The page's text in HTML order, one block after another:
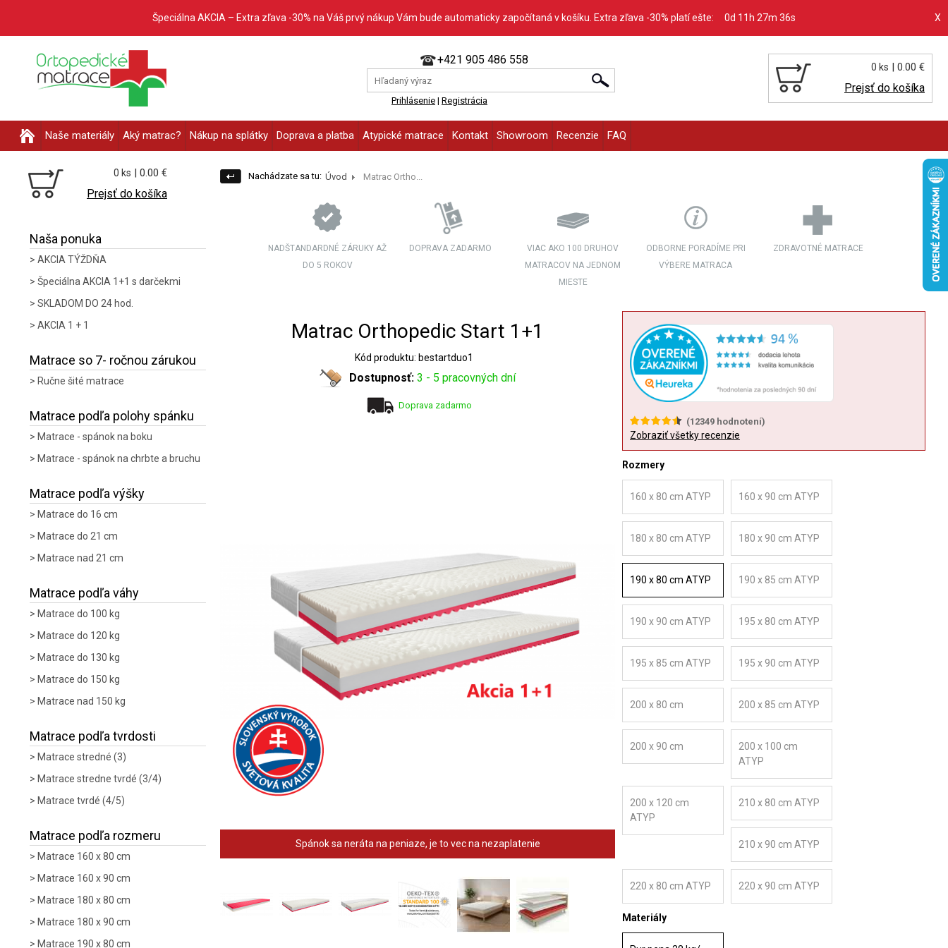
Špeciálna AKCIA – Extra zľava -30% na Váš prvý nákup Vám bude automaticky započítaná v košíku. Extra zľava -30% platí ešte: 0d 11h 27m 34s X
+421 905 486 558
0 ks | 0.00 €
Prejsť do košíka
Prihlásenie | Registrácia
Naše materiály Aký matrac? Nákup na splátky Doprava a platba Atypické matrace Kontakt Showroom Recenzie FAQ
0 ks | 0.00 €
Prejsť do košíka
Naša ponuka
AKCIA TÝŽDŇA
Špeciálna AKCIA 1+1 s darčekmi
SKLADOM DO 24 hod.
AKCIA 1 + 1
Matrace so 7- ročnou zárukou
Ručne šité matrace
Matrace podľa polohy spánku
Matrace - spánok na boku
Matrace - spánok na chrbte a bruchu
Matrace podľa výšky
Matrace do 16 cm
Matrace do 21 cm
Matrace nad 21 cm
Matrace podľa váhy
Matrace do 100 kg
Matrace do 120 kg
Matrace do 130 kg
Matrace do 150 kg
Matrace nad 150 kg
Matrace podľa tvrdosti
Matrace stredné (3)
Matrace stredne tvrdé (3/4)
Matrace tvrdé (4/5)
Matrace podľa rozmeru
Matrace 160 x 80 cm
Matrace 160 x 90 cm
Matrace 180 x 80 cm
Matrace 180 x 90 cm
Matrace 190 x 80 cm
Nachádzate sa tu: Úvod Matrac Ortho...
NADŠTANDARDNÉ ZÁRUKY AŽ
DO 5 ROKOV
DOPRAVA ZADARMO
VIAC AKO 100 DRUHOV
MATRACOV NA JEDNOM
MIESTE
ODBORNE PORADÍME PRI
VÝBERE MATRACA
ZDRAVOTNÉ MATRACE
Matrac Orthopedic Start 1+1
Kód produktu: bestartduo1
Dostupnosť: 3 - 5 pracovných dní
Doprava zadarmo
Spánok sa neráta na peniaze, je to vec na nezaplatenie
(12349 hodnotení)
Zobraziť všetky recenzie
Rozmery
160 x 80 cm ATYP 160 x 90 cm ATYP
180 x 80 cm ATYP 180 x 90 cm ATYP
190 x 80 cm ATYP 190 x 85 cm ATYP
190 x 90 cm ATYP 195 x 80 cm ATYP
195 x 85 cm ATYP 195 x 90 cm ATYP
200 x 80 cm 200 x 85 cm ATYP
200 x 90 cm
200 x 100 cm
ATYP
200 x 120 cm
ATYP
210 x 80 cm ATYP
210 x 90 cm ATYP
220 x 80 cm ATYP 220 x 90 cm ATYP
Materiály